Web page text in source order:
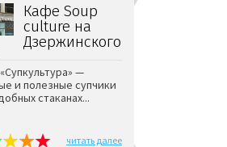
Кафе Soup
culture на
Дзержинского
—
и полезные супчики
стаканах...
читать далее